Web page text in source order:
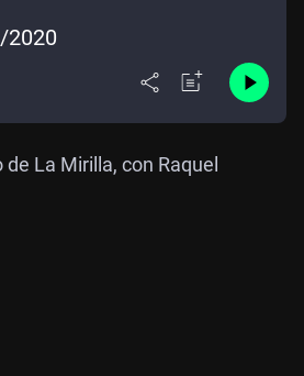
2020
La Mirilla, con Raquel